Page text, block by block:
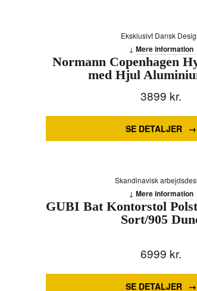
Eksklusivt Dansk
Normann Copenhagen
med Hjul
3899 kr.
SE DETALJER
Mere information
Skandinavisk
GUBI Bat Kontorstol
Sort/905
6999 kr.
SE DETALJER
Mere information